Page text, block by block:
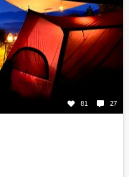
81 27